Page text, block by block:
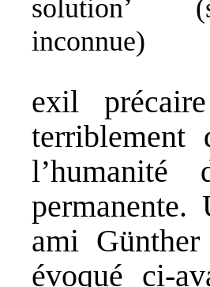
solution’
inconnue)
exil
terriblement
ami
évoqué ci-